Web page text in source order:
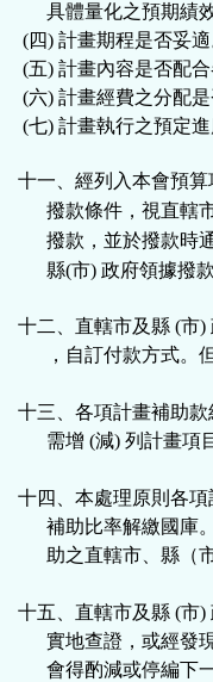
具體量化之預期績效
(四) 計畫期程是否妥適
(五) 計畫內容是否配
(六) 計畫經費之分配是
(七) 計畫執行之預定進
十一、經列入本會預
撥款條件，視直轄市
撥款，並於撥款時通
縣(市) 政府領據撥款
十二、直轄市及縣 (市
，自訂付款方式。但
十三、各項計畫補助
需增 (減) 列計畫項
十四、本處理原則各
補助比率解繳國庫。
助之直轄市、縣（市
十五、直轄市及縣 (市
實地查證，或經發現
會得酌減或停編下一